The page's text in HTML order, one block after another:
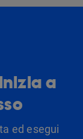
a
ed esegui